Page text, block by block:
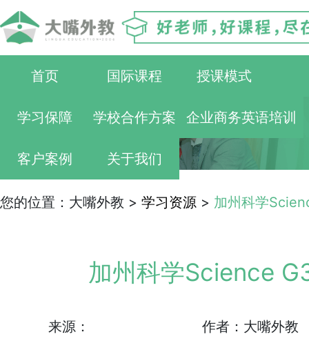
首页 国际课程 授课模式
学习保障 学校合作方案 企业商务英语培训
客户案例 关于我们
您的位置：大嘴外教 > 学习资源 > 加州科学
加州科学Science
来源： 作者：大嘴外教